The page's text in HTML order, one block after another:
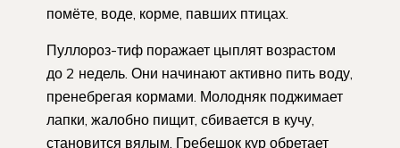
помёте, воде, корме, павших птицах.
Пуллороз-тиф поражает цыплят возрастом
до 2 недель. Они начинают активно пить воду,
пренебрегая кормами. Молодняк поджимает
лапки, жалобно пищит, сбивается в кучу,
становится вялым. Гребешок кур обретает